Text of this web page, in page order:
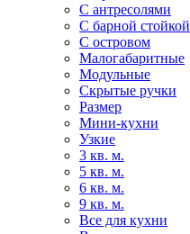
С антресолями
С барной стойкой
С островом
Малогабаритные
Модульные
Скрытые ручки
Размер
Мини-кухни
Узкие
3 кв. м.
5 кв. м.
6 кв. м.
9 кв. м.
Все для кухни